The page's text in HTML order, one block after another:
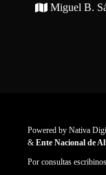
Miguel B.
Powered by Nativa
& Ente Nacional de
Por consultas